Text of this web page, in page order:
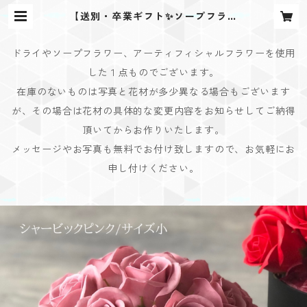
【送別・卒業ギフト✨ソープフラワ
ン)
ドライやソープフラワー、アーティフィシャルフラワーを使用
した１点ものでございます。
在庫のないものは写真と花材が多少異なる場合もございます
が、その場合は花材の具体的な変更内容をお知らせしてご納得
頂いてからお作りいたします。
メッセージやお写真も無料でお付け致しますので、お気軽にお
申し付けください。